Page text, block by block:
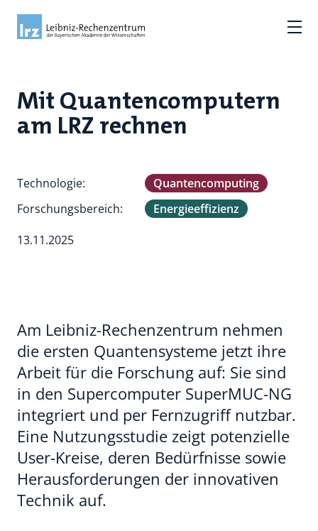
Mit Quantencomputern
am LRZ rechnen
Technologie:
Quantencomputing
Forschungsbereich:
Energieeffizienz
13.11.2025
Am Leibniz-Rechenzentrum nehmen
die ersten Quantensysteme jetzt ihre
Arbeit für die Forschung auf: Sie sind
in den Supercomputer SuperMUC-NG
integriert und per Fernzugriff nutzbar.
Eine Nutzungsstudie zeigt potenzielle
User-Kreise, deren Bedürfnisse sowie
Herausforderungen der innovativen
Technik auf.